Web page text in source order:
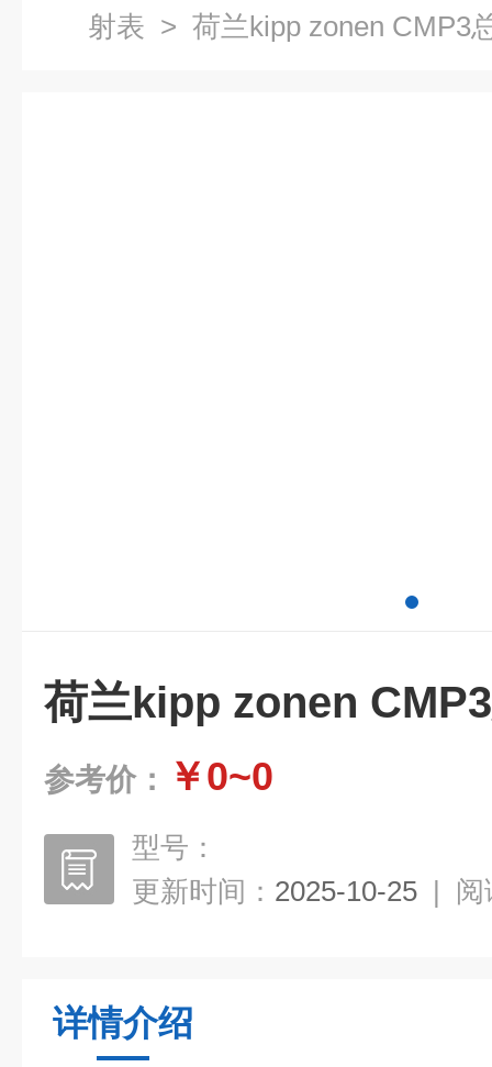
射表 > 荷兰kipp zonen CMP3
荷兰kipp zonen
参考价： ￥0~0
型号：
更新时间： 2025-10-25 | 阅
详情介绍